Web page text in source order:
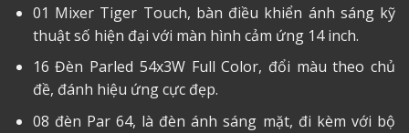
01 Mixer Tiger Touch, bàn điều khiển ánh sáng kỹ
thuật số hiện đại với màn hình cảm ứng 14 inch.
16 Đèn Parled 54x3W Full Color, đổi màu theo chủ
đề, đánh hiệu ứng cực đẹp.
08 đèn Par 64, là đèn ánh sáng mặt, đi kèm với bộ